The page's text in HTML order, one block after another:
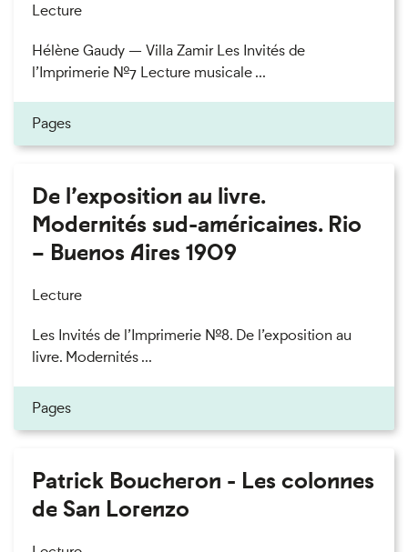
Lecture
Hélène Gaudy — Villa Zamir Les Invités de
l’Imprimerie n°7 Lecture musicale ...
Pages
De l’exposition au livre.
Modernités sud-américaines. Rio
– Buenos Aires 1909
Lecture
Les Invités de l’Imprimerie n°8. De l’exposition au
livre. Modernités ...
Pages
Patrick Boucheron - Les colonnes
de San Lorenzo